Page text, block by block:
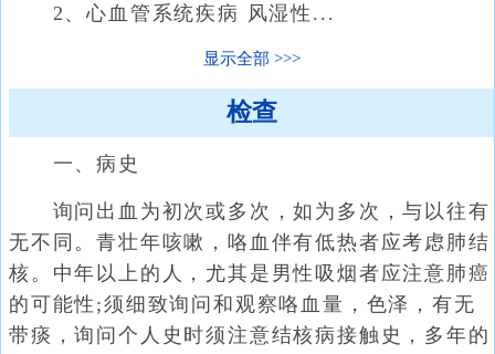
2、心血管系统疾病 风湿性...
显示全部
检查
一、病史
询问出血为初次或多次，如为多次，与以往有
无不同。青壮年咳嗽，咯血伴有低热者应考虑肺结
核。中年以上的人，尤其是男性吸烟者应注意肺癌
的可能性;须细致询问和观察咯血量，色泽，有无
带痰，询问个人史时须注意结核病接触史，多年的